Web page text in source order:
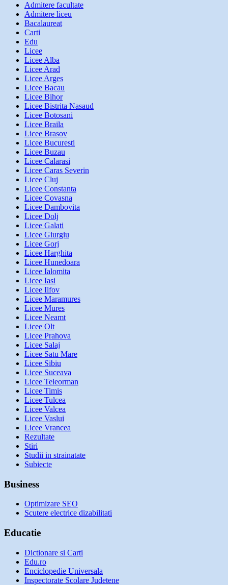
Admitere facultate
Admitere liceu
Bacalaureat
Carti
Edu
Licee
Licee Alba
Licee Arad
Licee Arges
Licee Bacau
Licee Bihor
Licee Bistrita Nasaud
Licee Botosani
Licee Braila
Licee Brasov
Licee Bucuresti
Licee Buzau
Licee Calarasi
Licee Caras Severin
Licee Cluj
Licee Constanta
Licee Covasna
Licee Dambovita
Licee Dolj
Licee Galati
Licee Giurgiu
Licee Gorj
Licee Harghita
Licee Hunedoara
Licee Ialomita
Licee Iasi
Licee Ilfov
Licee Maramures
Licee Mures
Licee Neamt
Licee Olt
Licee Prahova
Licee Salaj
Licee Satu Mare
Licee Sibiu
Licee Suceava
Licee Teleorman
Licee Timis
Licee Tulcea
Licee Valcea
Licee Vaslui
Licee Vrancea
Rezultate
Stiri
Studii in strainatate
Subiecte
Business
Optimizare SEO
Scutere electrice dizabilitati
Educatie
Dictionare si Carti
Edu.ro
Enciclopedie Universala
Inspectorate Scolare Judetene